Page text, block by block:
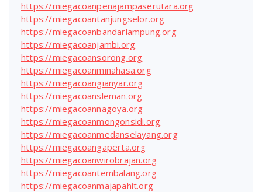
https://miegacoanpenajampaserutara.org
https://miegacoantanjungselor.org
https://miegacoanbandarlampung.org
https://miegacoanjambi.org
https://miegacoansorong.org
https://miegacoanminahasa.org
https://miegacoangianyar.org
https://miegacoansleman.org
https://miegacoannagoya.org
https://miegacoanmongonsidi.org
https://miegacoanmedanselayang.org
https://miegacoangaperta.org
https://miegacoanwirobrajan.org
https://miegacoantembalang.org
https://miegacoanmajapahit.org